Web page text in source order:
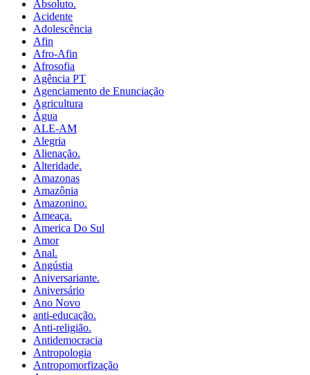
Absoluto.
Acidente
Adolescência
Afin
Afro-Afin
Afrosofia
Agência PT
Agenciamento de Enunciação
Agricultura
Água
ALE-AM
Alegria
Alienação.
Alteridade.
Amazonas
Amazônia
Amazonino.
Ameaça.
America Do Sul
Amor
Anal.
Angústia
Aniversariante.
Aniversário
Ano Novo
anti-educação.
Anti-religião.
Antidemocracia
Antropologia
Antropomorfização